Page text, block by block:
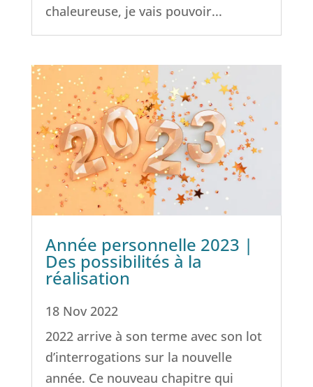
chaleureuse, je vais pouvoir...
Année personnelle 2023 |
Des possibilités à la
réalisation
18 Nov 2022
2022 arrive à son terme avec son lot
d’interrogations sur la nouvelle
année. Ce nouveau chapitre qui